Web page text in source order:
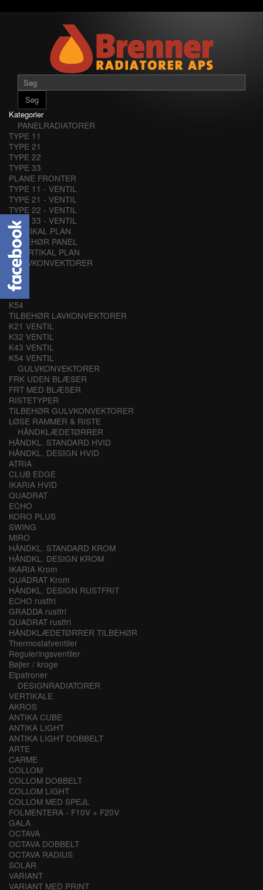
Søg
Kategorier
PANELRADIATORER
TYPE 11
TYPE 21
TYPE 22
TYPE 33
PLANE FRONTER
TYPE 11 - VENTIL
TYPE 21 - VENTIL
TYPE 22 - VENTIL
TYPE 33 - VENTIL
VERTIKAL PLAN
TILBEHØR PANEL
VERTIKAL PLAN
LAVKONVEKTORER
K21
K32
K43
K54
TILBEHØR LAVKONVEKTORER
K21 VENTIL
K32 VENTIL
K43 VENTIL
K54 VENTIL
GULVKONVEKTORER
FRK UDEN BLÆSER
FRT MED BLÆSER
RISTETYPER
TILBEHØR GULVKONVEKTORER
LØSE RAMMER & RISTE
HÅNDKLÆDETØRRER
HÅNDKL. STANDARD HVID
HÅNDKL. DESIGN HVID
ATRIA
CLUB EDGE
IKARIA HVID
QUADRAT
ECHO
KORO PLUS
SWING
MIRO
HÅNDKL. STANDARD KROM
HÅNDKL. DESIGN KROM
IKARIA Krom
QUADRAT Krom
HÅNDKL. DESIGN RUSTFRIT
ECHO rustfri
GRADDA rustfri
QUADRAT rustfri
HÅNDKLÆDETØRRER TILBEHØR
Thermostatventiler
Reguleringsventiler
Bøjler / kroge
Elpatroner
DESIGNRADIATORER
VERTIKALE
AKROS
ANTIKA CUBE
ANTIKA LIGHT
ANTIKA LIGHT DOBBELT
ARTE
CARME
COLLOM
COLLOM DOBBELT
COLLOM LIGHT
COLLOM MED SPEJL
FOLMENTERA - F10V + F20V
GALA
OCTAVA
OCTAVA DOBBELT
OCTAVA RADIUS
SOLAR
VARIANT
VARIANT MED PRINT